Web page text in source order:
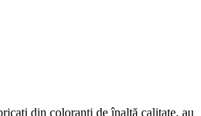
din coloranți de înaltă calitate, au